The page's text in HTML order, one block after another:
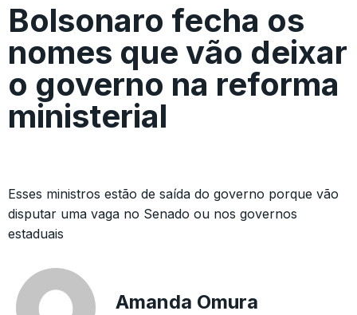
Bolsonaro fecha os
nomes que vão deixar
o governo na reforma
ministerial
Esses ministros estão de saída do governo porque vão
disputar uma vaga no Senado ou nos governos
estaduais
Amanda Omura